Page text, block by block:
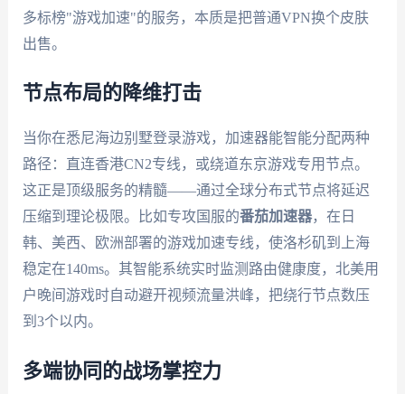
多标榜"游戏加速"的服务，本质是把普通VPN换个皮肤
出售。
节点布局的降维打击
当你在悉尼海边别墅登录游戏，加速器能智能分配两种
路径：直连香港CN2专线，或绕道东京游戏专用节点。
这正是顶级服务的精髓——通过全球分布式节点将延迟
压缩到理论极限。比如专攻国服的番茄加速器，在日
韩、美西、欧洲部署的游戏加速专线，使洛杉矶到上海
稳定在140ms。其智能系统实时监测路由健康度，北美用
户晚间游戏时自动避开视频流量洪峰，把绕行节点数压
到3个以内。
多端协同的战场掌控力